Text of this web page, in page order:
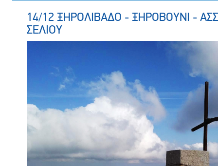
14/12 ΞΗΡΟΛΙΒΑΔΟ - ΞΗΡΟΒΟΥΝΙ -
ΣΕΛΙΟΥ